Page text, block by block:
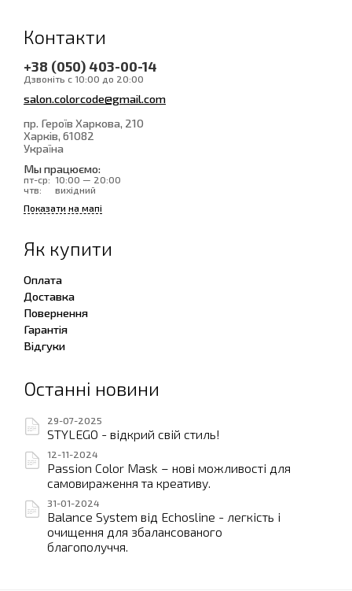
Контакти
+38 (050) 403-00-14
Дзвоніть с 10:00 до 20:00
salon.colorcode@gmail.com
пр. Героїв Харкова, 210
Харків, 61082
Україна
Мы працюємо:
пт-ср: 10:00 — 20:00
чтв:
вихідний
Показати на мапі
Як купити
Оплата
Доставка
Повернення
Гарантія
Відгуки
Останні новини
29-07-2025
STYLEGO - відкрий свій стиль!
12-11-2024
Passion Color Mask – нові можливості для
самовираження та креативу.
31-01-2024
Balance System від Echosline - легкість і
очищення для збалансованого
благополуччя.